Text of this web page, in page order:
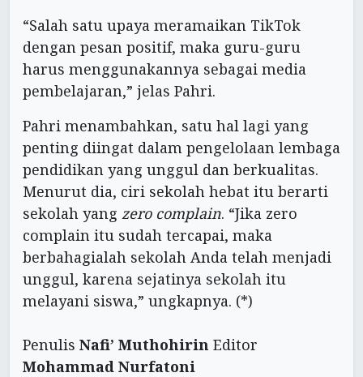
“Salah satu upaya meramaikan TikTok
dengan pesan positif, maka guru-guru
harus menggunakannya sebagai media
pembelajaran,” jelas Pahri.
Pahri menambahkan, satu hal lagi yang
penting diingat dalam pengelolaan lembaga
pendidikan yang unggul dan berkualitas.
Menurut dia, ciri sekolah hebat itu berarti
sekolah yang zero complain. “Jika zero
complain itu sudah tercapai, maka
berbahagialah sekolah Anda telah menjadi
unggul, karena sejatinya sekolah itu
melayani siswa,” ungkapnya. (*)
Penulis Nafi’ Muthohirin Editor
Mohammad Nurfatoni